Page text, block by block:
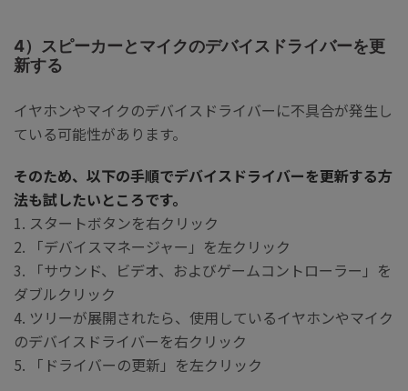
4）スピーカーとマイクのデバイスドライバーを更
新する
イヤホンやマイクのデバイスドライバーに不具合が発生し
ている可能性があります。
そのため、以下の手順でデバイスドライバーを更新する方
法も試したいところです。
1. スタートボタンを右クリック
2. 「デバイスマネージャー」を左クリック
3. 「サウンド、ビデオ、およびゲームコントローラー」を
ダブルクリック
4. ツリーが展開されたら、使用しているイヤホンやマイク
のデバイスドライバーを右クリック
5. 「ドライバーの更新」を左クリック